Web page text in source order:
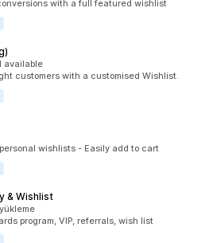
with a full featured wishlist
available
customers with a customised Wishlist.
wishlists - Easily add to cart
& Wishlist
program, VIP, referrals, wish list